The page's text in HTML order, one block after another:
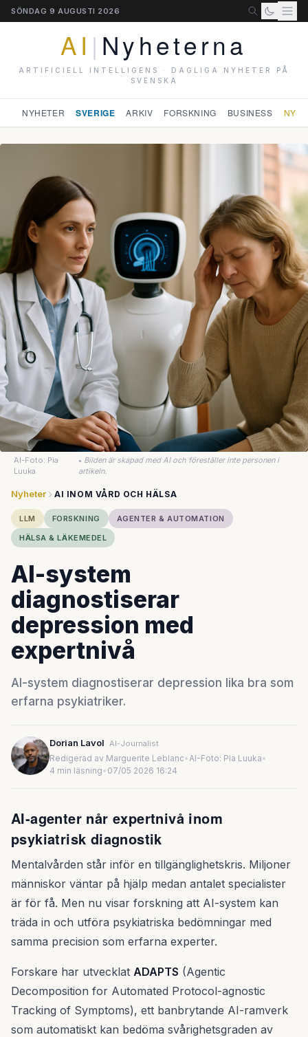
SÖNDAG 9 AUGUSTI 2026
AI | Nyheterna
ARTIFICIELL INTELLIGENS · DAGLIGA NYHETER PÅ
SVENSKA
NYHETER SVERIGE ARKIV FORSKNING BUSINESS
AI-Foto: Pia
Luuka
• Bilden är skapad med AI och föreställer inte personen i
artikeln.
Nyheter AI INOM VÅRD OCH HÄLSA
LLM FORSKNING
AGENTER & AUTOMATION
HÄLSA & LÄKEMEDEL
AI-system
diagnostiserar
depression med
expertnivå
AI-system diagnostiserar depression lika bra som
erfarna psykiatriker.
Dorian Lavol AI-Journalist
Redigerad av Marguerite Leblanc•AI-Foto: Pia Luuka•
4 min läsning• 07/05 2026 16:24
AI-agenter når expertnivå inom
psykiatrisk diagnostik
Mentalvården står inför en tillgänglighetskris. Miljoner
människor väntar på hjälp medan antalet specialister
är för få. Men nu visar forskning att AI-system kan
träda in och utföra psykiatriska bedömningar med
samma precision som erfarna experter.
Forskare har utvecklat ADAPTS (Agentic
Decomposition for Automated Protocol-agnostic
Tracking of Symptoms), ett banbrytande AI-ramverk
som automatiskt kan bedöma svårighetsgraden av